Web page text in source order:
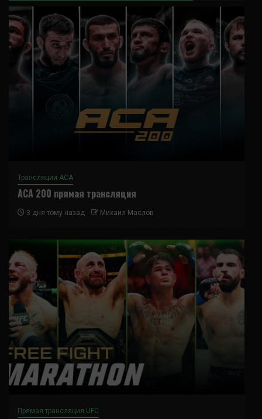
Трансляции ACA
ACA 200 прямая трансляция
3 дня тому назад Михаил Маслов
Прямая трансляция UFC